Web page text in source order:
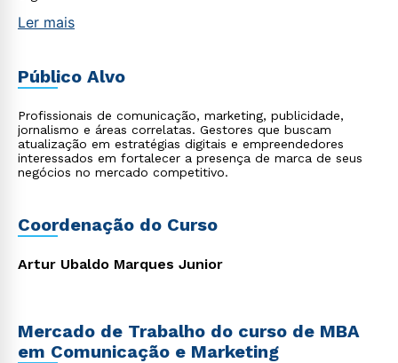
Ler mais
Público Alvo
Profissionais de comunicação, marketing, publicidade,
jornalismo e áreas correlatas. Gestores que buscam
atualização em estratégias digitais e empreendedores
interessados em fortalecer a presença de marca de seus
negócios no mercado competitivo.
Coordenação do Curso
Artur Ubaldo Marques Junior
Mercado de Trabalho do curso de MBA
em Comunicação e Marketing